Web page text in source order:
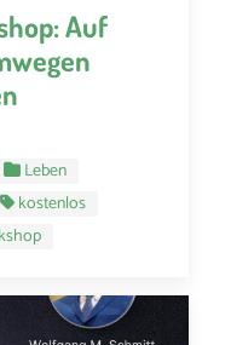
Auf
Leben
kostenlos